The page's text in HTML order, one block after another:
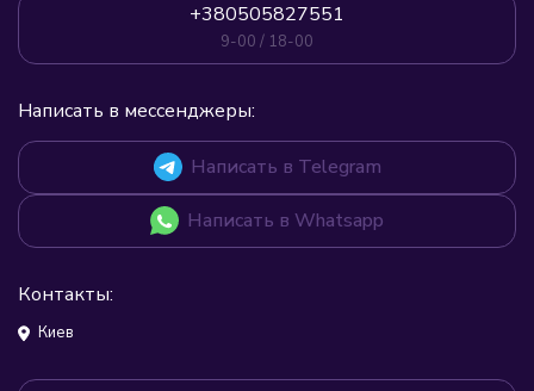
+380505827551
9-00 / 18-00
Написать в мессенджеры:
Написать в Telegram
Написать в Whatsapp
Контакты:
Киев